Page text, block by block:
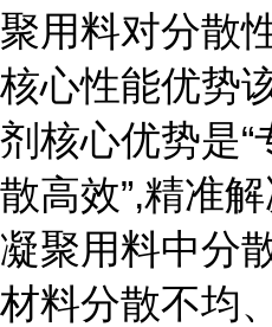
聚用料对分散
核心性能优势
剂核心优势是“
散高效”,精准
凝聚用料中分
材料分散不均